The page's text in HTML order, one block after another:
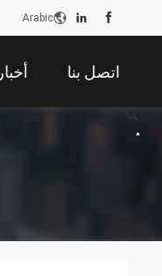
Arabic
أخبار اتصل بنا
描